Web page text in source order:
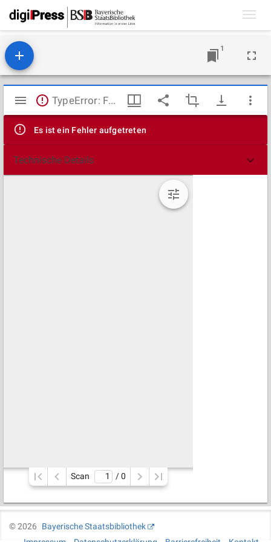
1
Mirador
Viewer
TypeError: Failed to fetch
Es ist ein Fehler aufgetreten
Technische Details
Scan / 0
©2026
Bayerische Staatsbibliothek